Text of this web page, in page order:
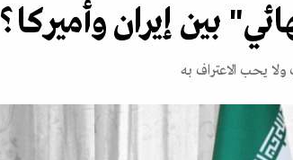
بين إيران وأميركا؟
يحب الاعتراف به